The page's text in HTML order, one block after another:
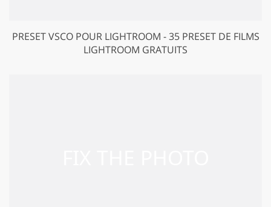
PRESET VSCO POUR LIGHTROOM - 35 PRESET DE FILMS
LIGHTROOM GRATUITS